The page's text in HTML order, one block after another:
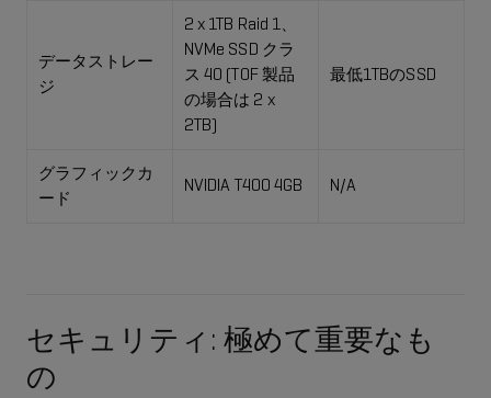
データストレー
ジ
2 x 1TB Raid 1、
NVMe SSD クラ
ス 40 (TOF 製品
の場合は 2 x
2TB)
最低1TBのSSD
グラフィックカ
ード
NVIDIA T400 4GB N/A
セキュリティ: 極めて重要なも
の